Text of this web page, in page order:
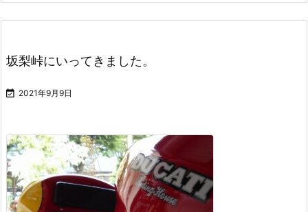
坂梨峠にいってきました。
 2021年9月9日